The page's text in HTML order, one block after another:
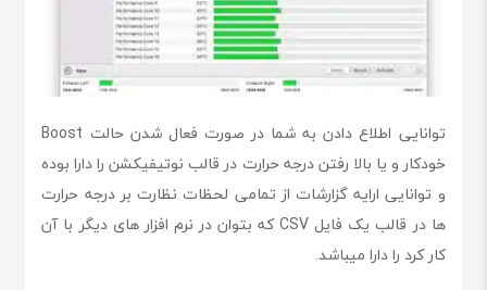
توانایی اطلاع دادن به شما در صورت فعال شدن حالت Boost
خودکار و یا بالا رفتن درجه حرارت در قالب نوتیفیکشن را دارا بوده
و توانایی ارایه گزارشات از تمامی لحظات نظارت بر درجه حرارت
ها در قالب یک فایل CSV که بتوان در نرم افزار های دیگر با آن
کار کرد را دارا میباشد.